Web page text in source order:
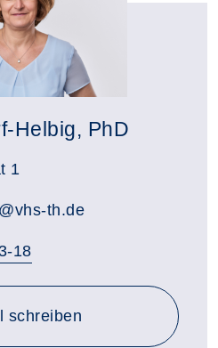
Helbig, PhD
1
th.de
18
an beate.benndorf@vhs-
schreiben